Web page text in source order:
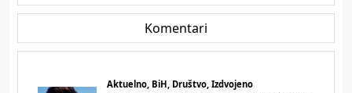
Komentari